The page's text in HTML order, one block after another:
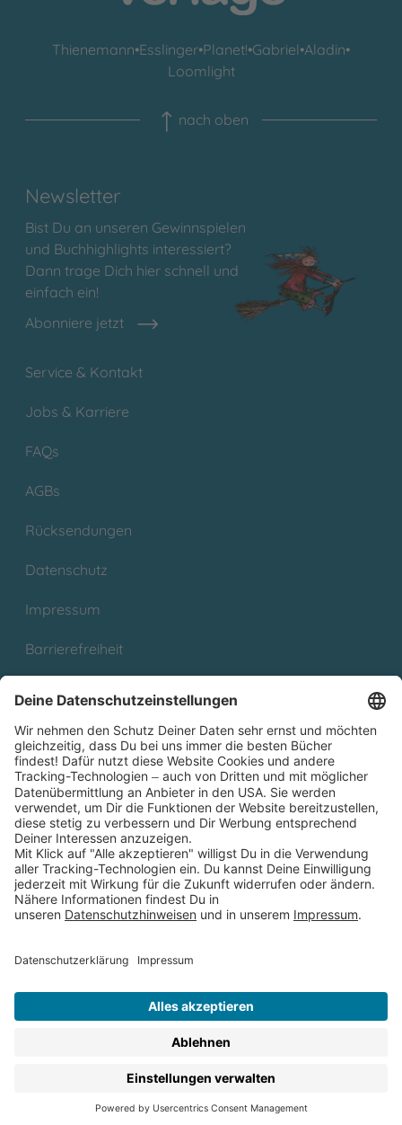
Thienemann•Esslinger•Planet!•Gabriel•Aladin•
Loomlight
nach oben
Newsletter
Bist Du an unseren Gewinnspielen
und Buchhighlights interessiert?
Dann trage Dich hier schnell und
einfach ein!
Abonniere jetzt
Service & Kontakt
Jobs & Karriere
FAQs
AGBs
Rücksendungen
Datenschutz
Impressum
Barrierefreiheit
Partnerprogramm (Affiliate)
Folge uns auf
* Versandkostenfrei ab 9,00 € Bestellwert innerhalb
Deutschlands
** Lieferzeit 1-3 Werktage innerhalb Deutschlands
Thienemann-Esslinger Verlag GmbH, Blumenstraße 36, D-70182